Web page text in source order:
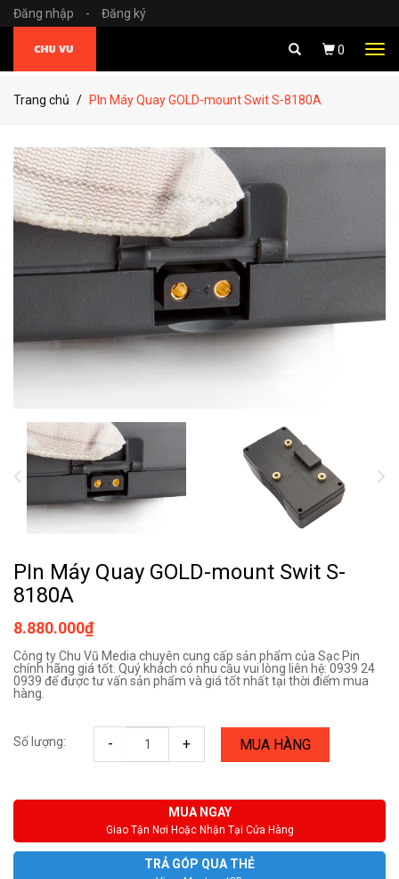
Đăng nhập - Đăng ký
0
Trang chủ PIn Máy Quay GOLD-mount Swit S-8180A
PIn Máy Quay GOLD-mount Swit S-
8180A
8.880.000₫
Công ty Chu Vũ Media chuyên cung cấp sản phẩm của Sạc Pin
chính hãng giá tốt. Quý khách có nhu cầu vui lòng liên hệ: 0939 24
0939 để được tư vấn sản phẩm và giá tốt nhất tại thời điểm mua
hàng.
Số lượng: - + MUA HÀNG
MUA NGAY
Giao Tận Nơi Hoặc Nhận Tại Cửa Hàng
TRẢ GÓP QUA THẺ